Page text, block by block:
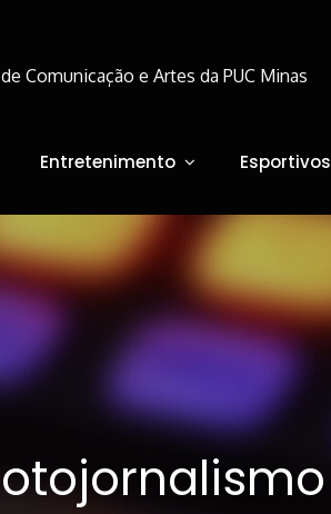
Comunicação e Artes da PUC Minas
Entretenimento Esportivos